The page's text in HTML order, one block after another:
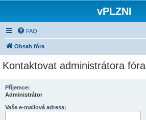
vPLZNI
FAQ
Obsah fóra
Kontaktovat administrátora fóra
Příjemce:
Administrátor
Vaše e-mailová adresa: